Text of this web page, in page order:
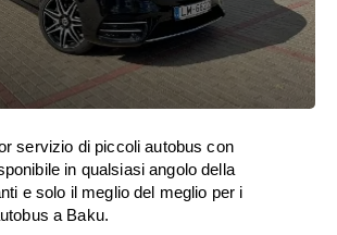
servizio di piccoli autobus con
in qualsiasi angolo della
e solo il meglio del meglio per i
a Baku.